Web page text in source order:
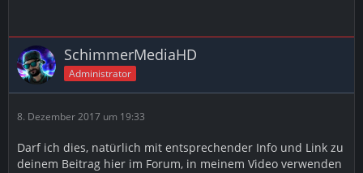
SchimmerMediaHD
Administrator
8. Dezember 2017 um 19:33
Darf ich dies, natürlich mit entsprechender Info und Link zu
deinem Beitrag hier im Forum, in meinem Video verwenden